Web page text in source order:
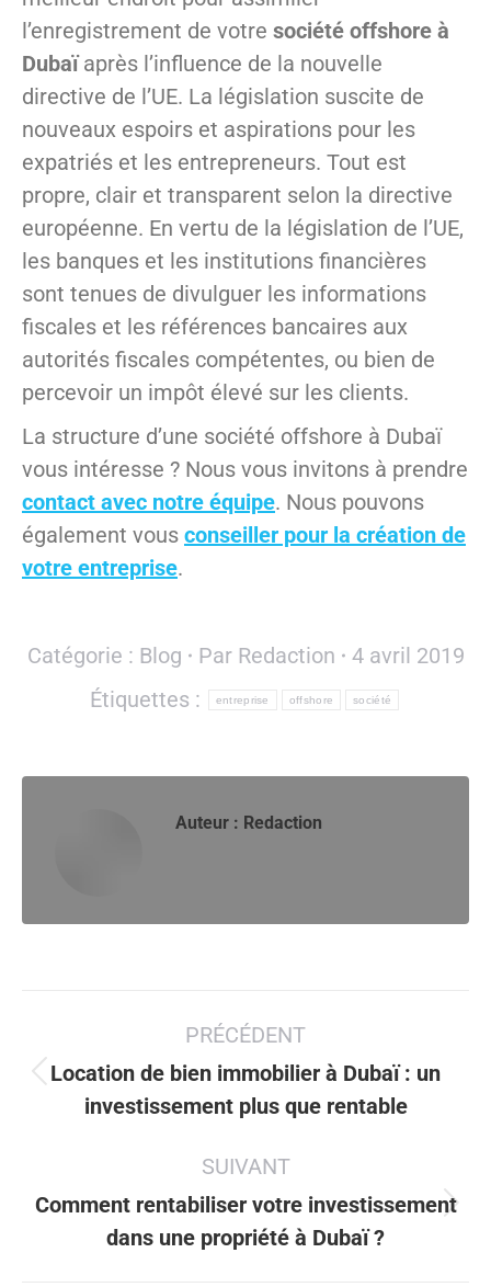
l’enregistrement de votre société offshore à
Dubaïaprès l’influence de la nouvelle
directive de l’UE. La législation suscite de
nouveaux espoirs et aspirations pour les
expatriés et les entrepreneurs. Tout est
propre, clair et transparent selon la directive
européenne. En vertu de la législation de l’UE,
les banques et les institutions financières
sont tenues de divulguer les informations
fiscales et les références bancaires aux
autorités fiscales compétentes, ou bien de
percevoir un impôt élevé sur les clients.
La structure d’une société offshore à Dubaï
vous intéresse ? Nous vous invitons à prendre
contact avec notre équipe. Nous pouvons
également vous conseiller pour la création de
votre entreprise.
Catégorie : Blog Par Redaction
4 avril 2019
Étiquettes :
entreprise offshore société
Auteur : Redaction
article
PRÉCÉDENT
Article
précédent
Location de bien immobilier à Dubaï : un
investissement plus que rentable
SUIVANT
Article
suivant
Comment rentabiliser votre investissement
dans une propriété à Dubaï ?